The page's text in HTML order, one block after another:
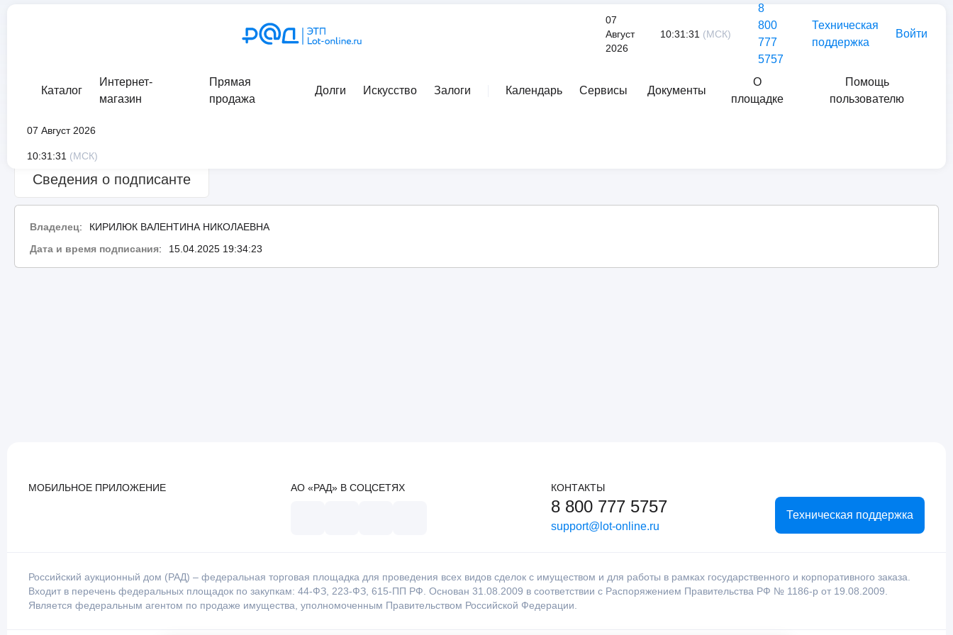
07
Август
2026
10:31:31 (МСК)
8
800
777
5757
Техническая
поддержка
Войти
Каталог
Интернет-
магазин
Прямая
продажа
Долги Искусство Залоги Календарь Сервисы Документы
О
площадке
Помощь
пользователю
07 Август 2026
10:31:31 (МСК)
Сведения о подписанте
Владелец:
КИРИЛЮК ВАЛЕНТИНА НИКОЛАЕВНА
Дата и время подписания: 15.04.2025 19:34:23
МОБИЛЬНОЕ ПРИЛОЖЕНИЕ АО «РАД» В СОЦСЕТЯХ КОНТАКТЫ
8 800 777 5757
support@lot-online.ru
Техническая поддержка
Российский аукционный дом (РАД) – федеральная торговая площадка для проведения всех видов сделок с имуществом и для работы в рамках государственного и корпоративного заказа.
Входит в перечень федеральных площадок по закупкам: 44-ФЗ, 223-ФЗ, 615-ПП РФ. Основан 31.08.2009 в соответствии с Распоряжением Правительства РФ № 1186-р от 19.08.2009.
Является федеральным агентом по продаже имущества, уполномоченным Правительством Российской Федерации.